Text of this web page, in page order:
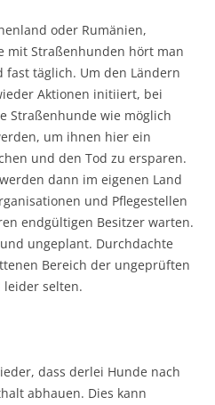
oder Rumänien,
mit Straßenhunden hört man
täglich. Um den Ländern
Aktionen initiiert, bei
Straßenhunde wie möglich
um ihnen hier ein
und den Tod zu ersparen.
dann im eigenen Land
und Pflegestellen
endgültigen Besitzer warten.
ungeplant. Durchdachte
Bereich der ungeprüften
leider selten.
dass derlei Hunde nach
abhauen. Dies kann